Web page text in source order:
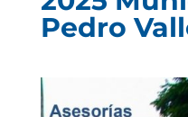
Pedro